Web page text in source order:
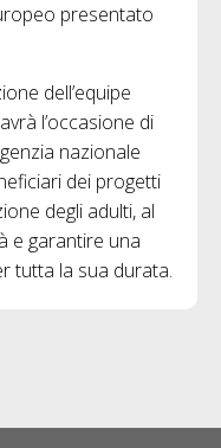
presentato
dell’equipe
l’occasione di
nazionale
dei progetti
degli adulti, al
e garantire una
tutta la sua durata.